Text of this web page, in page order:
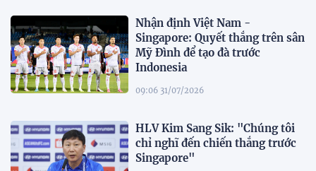
Nhận định Việt Nam -
Singapore: Quyết thắng trên sân
Mỹ Đình để tạo đà trước
Indonesia
09:06 31/07/2026
HLV Kim Sang Sik: "Chúng tôi
chỉ nghĩ đến chiến thắng trước
Singapore"